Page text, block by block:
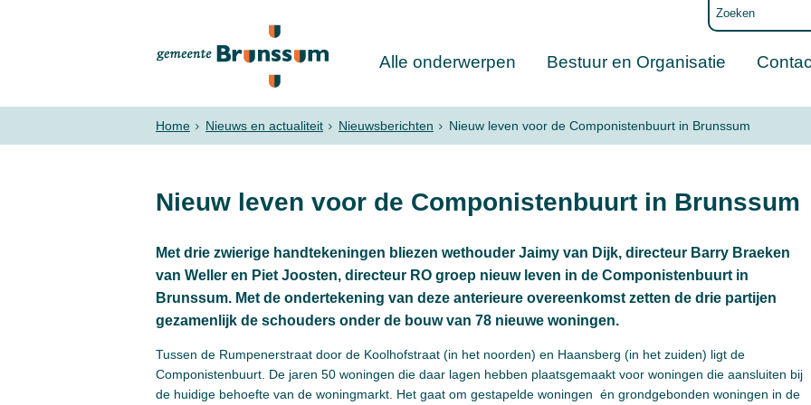
Alle onderwerpen Bestuur en Organisatie
Home Nieuws en actualiteit Nieuwsberichten Nieuw leven voor de Componistenbuurt in Brunssum
Nieuw leven voor de Componistenbuurt in Brunssum
Met drie zwierige handtekeningen bliezen wethouder Jaimy van Dijk, directeur Barry Braeken
van Weller en Piet Joosten, directeur RO groep nieuw leven in de Componistenbuurt in
Brunssum. Met de ondertekening van deze anterieure overeenkomst zetten de drie partijen
gezamenlijk de schouders onder de bouw van 78 nieuwe woningen.
Tussen de Rumpenerstraat door de Koolhofstraat (in het noorden) en Haansberg (in het zuiden) ligt de
Componistenbuurt. De jaren 50 woningen die daar lagen hebben plaatsgemaakt voor woningen die aansluiten bij
de huidige behoefte van de woningmarkt. Het gaat om gestapelde woningen én grondgebonden woningen in de